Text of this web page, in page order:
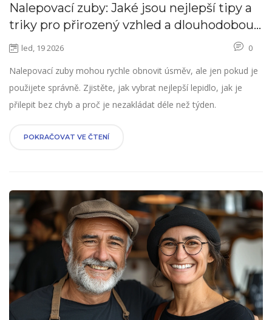
Nalepovací zuby: Jaké jsou nejlepší tipy a
triky pro přirozený vzhled a dlouhodobou
stabilitu
led, 19 2026 0
Nalepovací zuby mohou rychle obnovit úsměv, ale jen pokud je
použijete správně. Zjistěte, jak vybrat nejlepší lepidlo, jak je
přilepit bez chyb a proč je nezakládat déle než týden.
POKRAČOVAT VE ČTENÍ